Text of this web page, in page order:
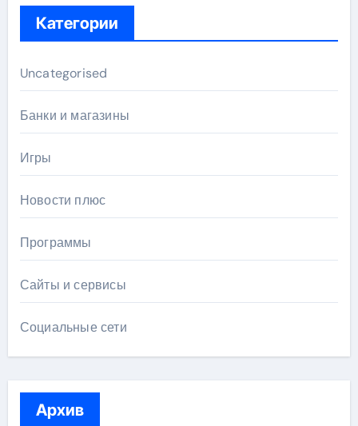
Категории
Uncategorised
Банки и магазины
Игры
Новости плюс
Программы
Сайты и сервисы
Социальные сети
Архив